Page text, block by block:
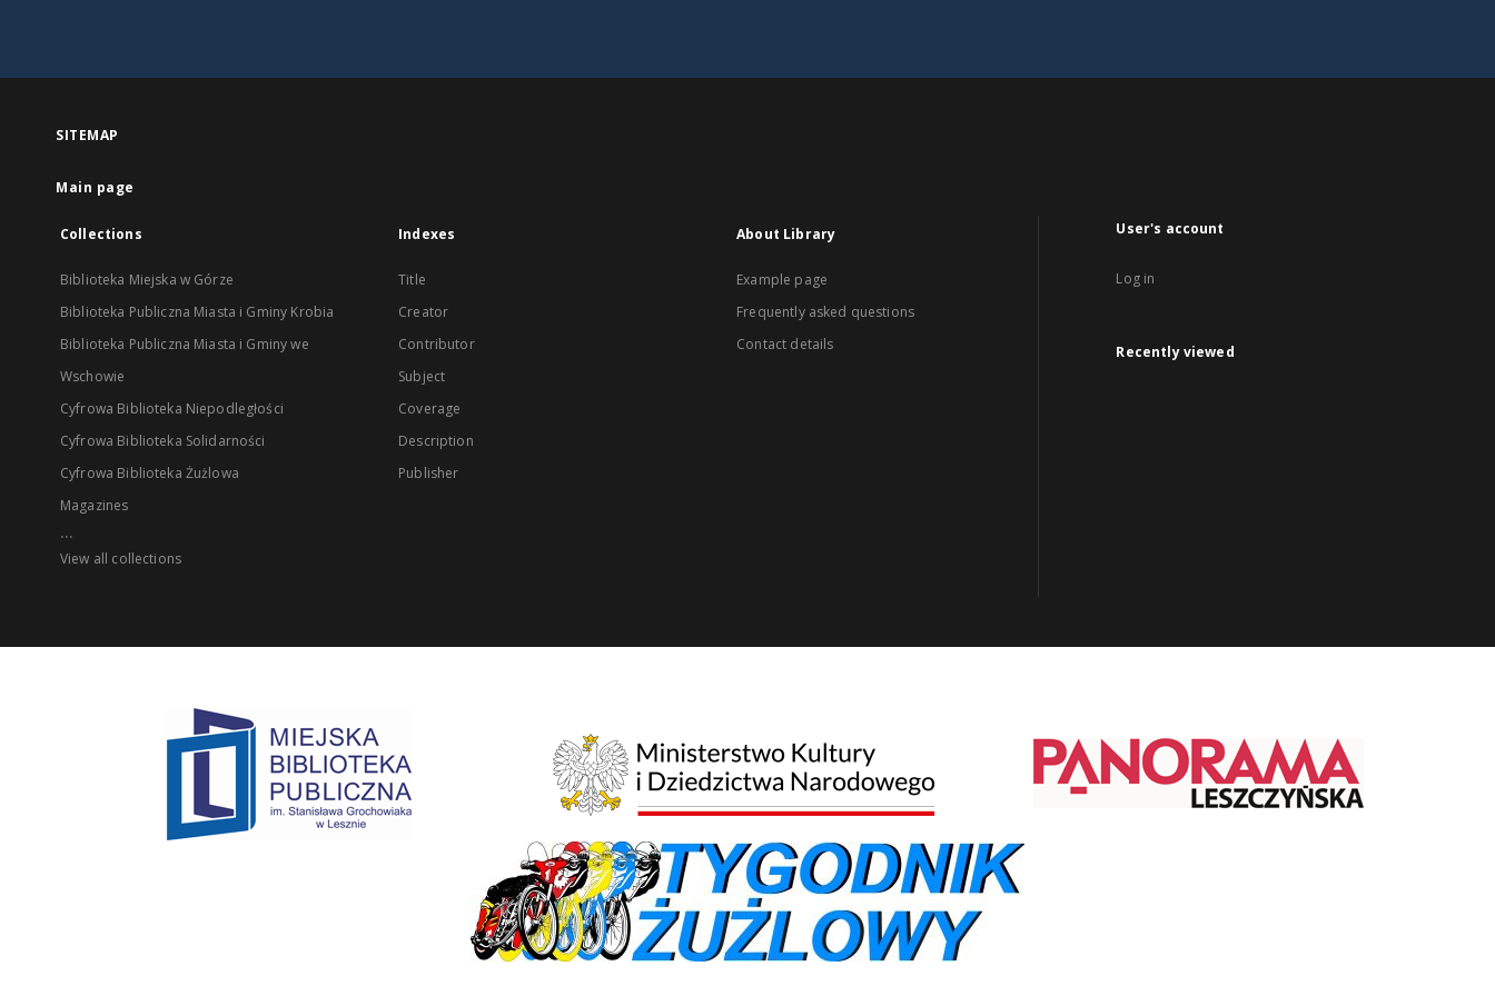
SITEMAP
Main page
Collections
Biblioteka Miejska w Górze
Biblioteka Publiczna Miasta i Gminy Krobia
Biblioteka Publiczna Miasta i Gminy we
Wschowie
Cyfrowa Biblioteka Niepodległości
Cyfrowa Biblioteka Solidarności
Cyfrowa Biblioteka Żużlowa
Magazines
...
View all collections
Indexes
Title
Creator
Contributor
Subject
Coverage
Description
Publisher
About Library
Example page
Frequently asked questions
Contact details
User's account
Log in
Recently viewed